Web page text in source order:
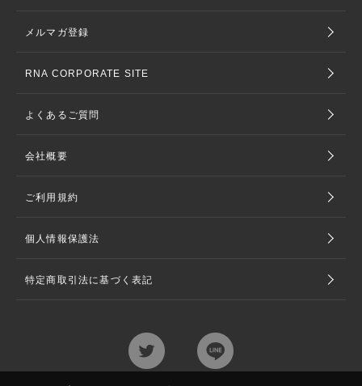
メルマガ登録
RNA CORPORATE SITE
よくあるご質問
会社概要
ご利用規約
個人情報保護法
特定商取引法に基づく表記